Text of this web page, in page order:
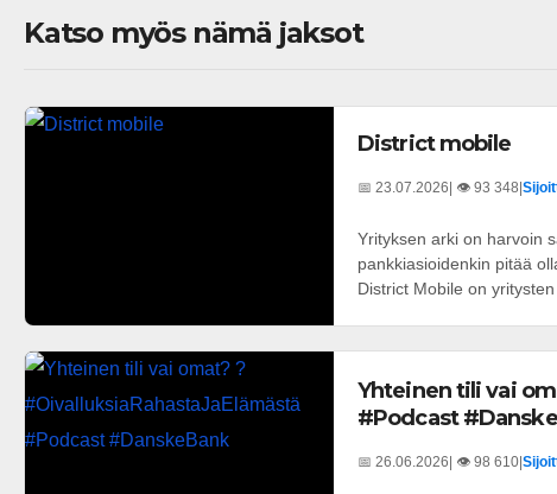
Katso myös nämä jaksot
District mobile
📅 23.07.2026 | 👁️ 93 348
Yrityksen arki on harvoin
pankkiasioidenkin pitää
District Mobile on
Yhteinen tili vai
#Podcast
📅 26.06.2026| 👁️ 98 610|